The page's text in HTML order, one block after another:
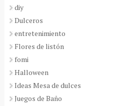
diy
Dulceros
entretenimiento
Flores de listón
fomi
Halloween
Ideas Mesa de dulces
Juegos de Baño